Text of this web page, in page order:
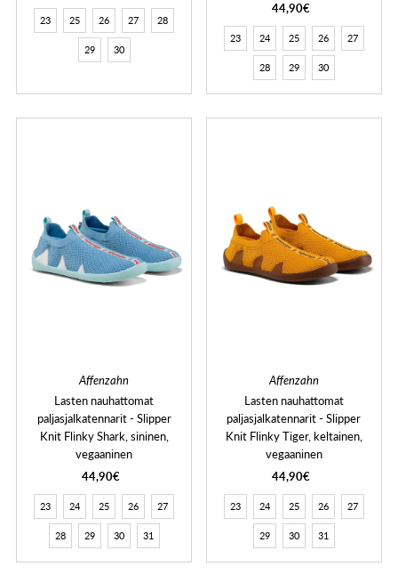
23 25 26 27 28
29 30
44,90€
23 24 25 26 27
28 29 30
Affenzahn
Lasten nauhattomat
paljasjalkatennarit - Slipper
Knit Flinky Shark, sininen,
vegaaninen
44,90€
23 24 25 26 27
28 29 30 31
Affenzahn
Lasten nauhattomat
paljasjalkatennarit - Slipper
Knit Flinky Tiger, keltainen,
vegaaninen
44,90€
23 24 25 26 27
29 30 31